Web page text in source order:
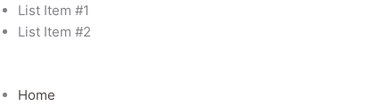
Skip
to
List Item #1
List Item #2
Home